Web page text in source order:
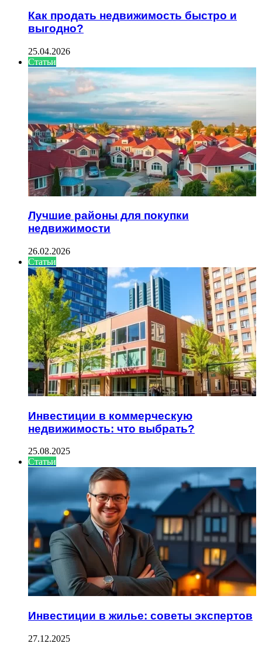
Как продать недвижимость быстро и
выгодно?
25.04.2026
Статьи
Лучшие районы для покупки
недвижимости
26.02.2026
Статьи
Инвестиции в коммерческую
недвижимость: что выбрать?
25.08.2025
Статьи
Инвестиции в жилье: советы экспертов
27.12.2025